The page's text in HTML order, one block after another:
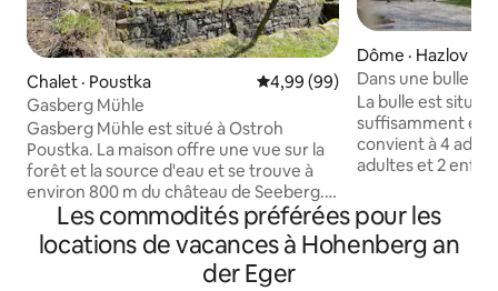
Chalet · Poustka Note moyenne de 4,99 sur 5,
4,99 (99)
Gasberg Mühle
Gasberg Mühle est situé à Ostroh
Poustka. La maison offre une vue sur la
forêt et la source d'eau et se trouve à
environ 800 m du château de Seeberg.
La maison dispose de 4 chambres, d'une
cuisine équipée avec une cuisinière à
gaz et de 3 salles de bain. Linge de lit et
Dôme · Hazlov
Dans une bulle
nature !
La bulle est
suffisamment
convient à 4
adultes et 2
prochain
toute personne
expérience
Les commodités préférées pour les
locations de vacances à Hohenberg an
der Eger